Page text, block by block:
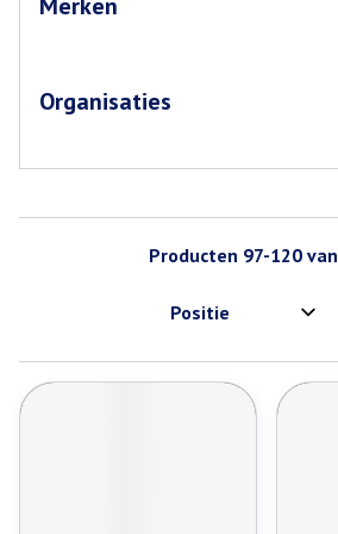
Organisaties
Producten 97-120van
Sorteer op: